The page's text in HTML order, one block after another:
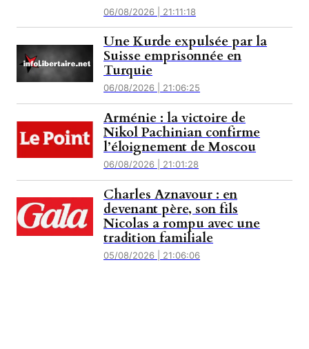
06/08/2026 | 21:11:18
Une Kurde expulsée par la
Suisse emprisonnée en
Turquie
06/08/2026 | 21:06:25
Arménie : la victoire de
Nikol Pachinian confirme
l’éloignement de Moscou
06/08/2026 | 21:01:28
Charles Aznavour : en
devenant père, son fils
Nicolas a rompu avec une
tradition familiale
05/08/2026 | 21:06:06